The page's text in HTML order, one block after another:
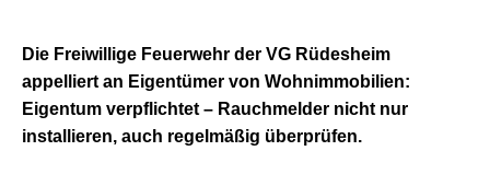
Die Freiwillige Feuerwehr der VG Rüdesheim
appelliert an Eigentümer von Wohnimmobilien:
Eigentum verpflichtet – Rauchmelder nicht nur
installieren, auch regelmäßig überprüfen.